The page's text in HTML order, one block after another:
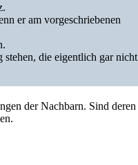
er am vorgeschriebenen
die eigentlich gar nicht
der Nachbarn. Sind deren